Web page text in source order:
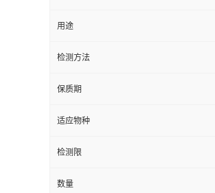
用途
检测方法
保质期
适应物种
检测限
数量